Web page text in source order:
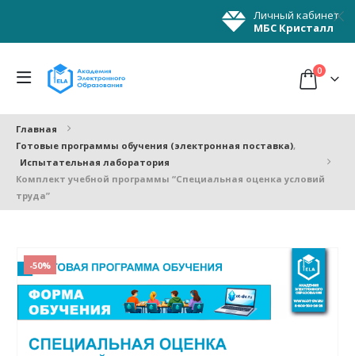
Личный кабинет
МБС Кристалл
0
Главная
Готовые программы обучения (электронная поставка),
Испытательная лаборатория
Комплект учебной программы “Специальная оценка условий
труда”
-50%